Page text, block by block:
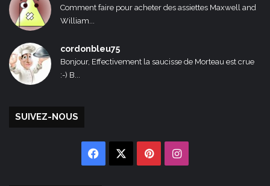
Comment faire pour acheter des assiettes Maxwell and
William...
cordonbleu75
Bonjour, Effectivement la saucisse de Morteau est crue
:-) B...
SUIVEZ-NOUS
Facebook PinterestInstagram